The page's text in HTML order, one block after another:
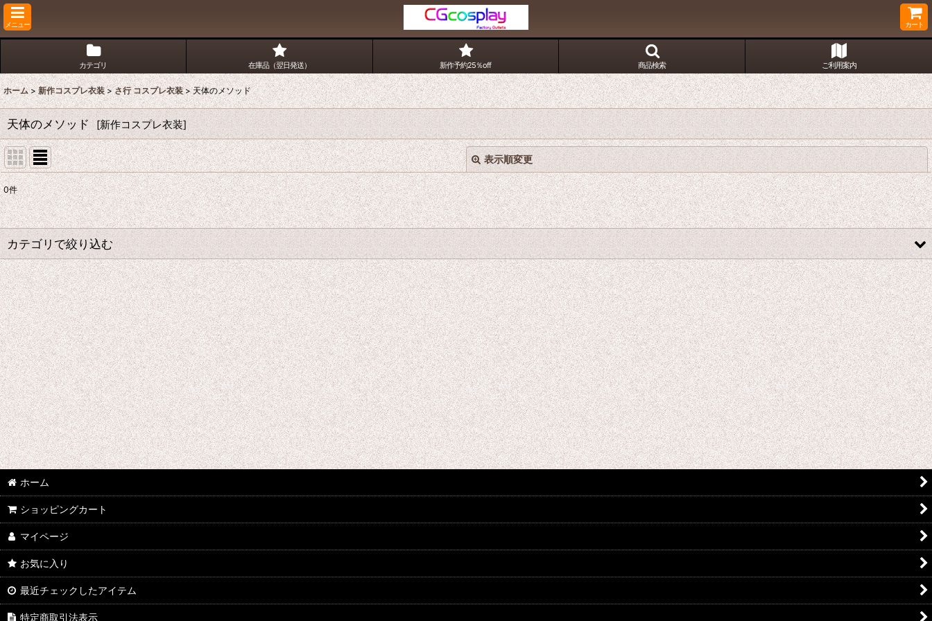
メニュー カート
カテゴリ 在庫品（翌日発送） 新作予約25％off 商品検索 ご利用案内
ホーム > 新作コスプレ衣装 > さ行 コスプレ衣装 > 天体のメソッド
天体のメソッド [新作コスプレ衣装]
表示順変更
表示数:
並び順:
絞り込む
閉じる
0件
カテゴリで絞り込む
さ行 コスプレ衣装 (全商品)
千銃士
戦刻ナイトブラッド
地縛少年花子くん
ゾンビランドサガ
ジョジョの奇妙な冒険
さばげぶっ!
スーパーマリオブラザーズ
食戟のソーマ
サンタ コスプレ衣装
四月は君の嘘
桜Trick
ホーム
ショッピングカート
マイページ
お気に入り
最近チェックしたアイテム
特定商取引法表示